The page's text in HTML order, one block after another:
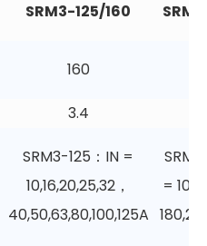
SRM3-125/160
160
3.4
SRM3-125：IN =
10,16,20,25,32，
40,50,63,80,100,125A
=